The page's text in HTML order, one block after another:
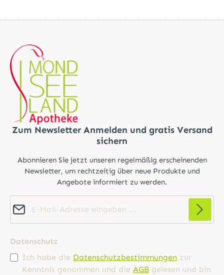
Zum Newsletter Anmelden und gratis Versand
sichern
Abonnieren Sie jetzt unseren regelmäßig erscheinenden
Newsletter, um rechtzeitig über neue Produkte und
Angebote informiert zu werden.
Datenschutz
Ich habe die Datenschutzbestimmungen zur
Kenntnis genommen und die AGB gelesen und bin